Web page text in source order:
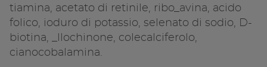
tiamina, acetato di retinile, ribo_avina, acido
folico, ioduro di potassio, selenato di sodio, D-
biotina, _llochinone, colecalciferolo,
cianocobalamina.